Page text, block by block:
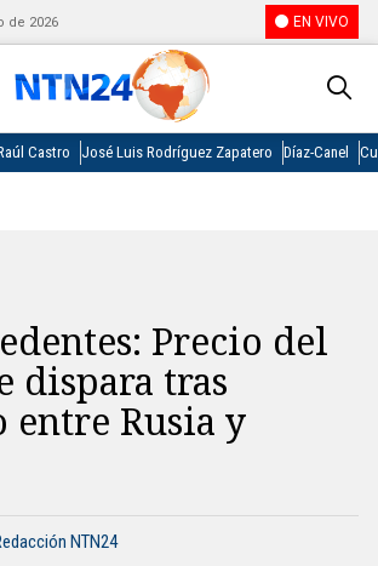
de 2026 EN VIVO
Castro José Luis Rodríguez Zapatero Díaz-Canel
Precio del
dispara tras
entre Rusia y
NTN24